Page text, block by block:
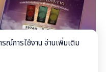
ณ์การใช้งาน อ่านเพิ่มเติม